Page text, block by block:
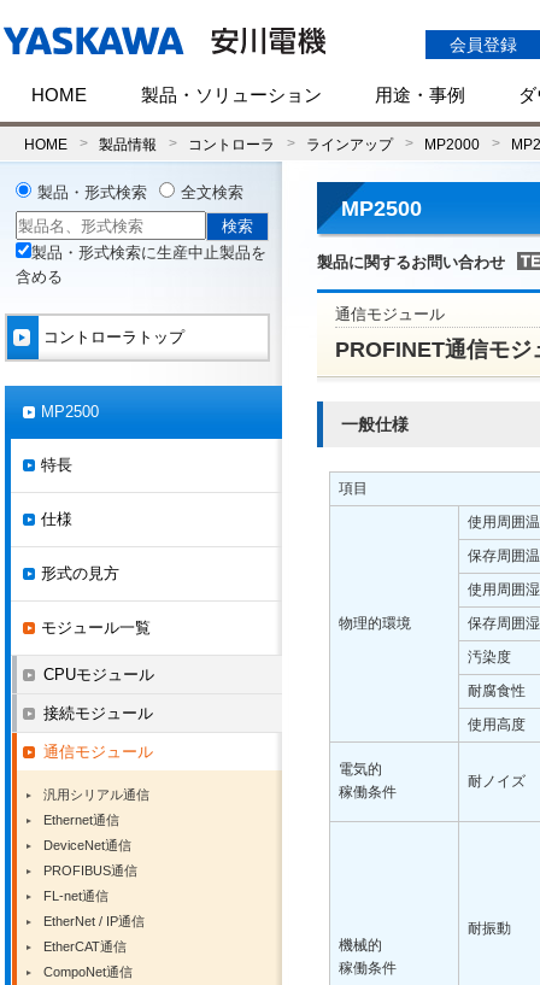
会員登録
HOME 製品・ソリューション 用途・事例
HOME 製品情報 コントローラ ラインアップ MP2000
MP2500
製品に関するお問い合わせ
通信モジュール
PROFINET通信モ
一般仕様
項目
物理的環境
使用周囲
保存周囲
使用周囲
保存周囲
汚染度
耐腐食性
使用高度
電気的
稼働条件
耐ノイズ
機械的
稼働条件
耐振動
製品・形式検索 全文検索
製品・形式検索に生産中止製品を
含める
コントローラトップ
MP2500
特長
仕様
形式の見方
モジュール一覧
CPUモジュール
接続モジュール
通信モジュール
汎用シリアル通信
Ethernet通信
DeviceNet通信
PROFIBUS通信
FL-net通信
EtherNet / IP通信
EtherCAT通信
CompoNet通信